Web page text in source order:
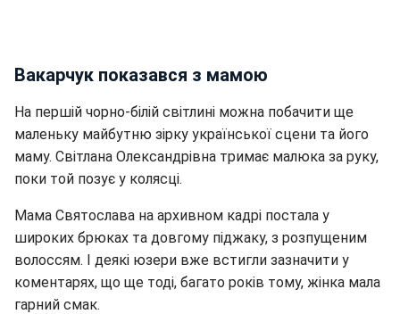
Вакарчук показався з мамою
На першій чорно-білій світлині можна побачити ще
маленьку майбутню зірку української сцени та його
маму. Світлана Олександрівна тримає малюка за руку,
поки той позує у колясці.
Мама Святослава на архивном кадрі постала у
широких брюках та довгому піджаку, з розпущеним
волоссям. І деякі юзери вже встигли зазначити у
коментарях, що ще тоді, багато років тому, жінка мала
гарний смак.